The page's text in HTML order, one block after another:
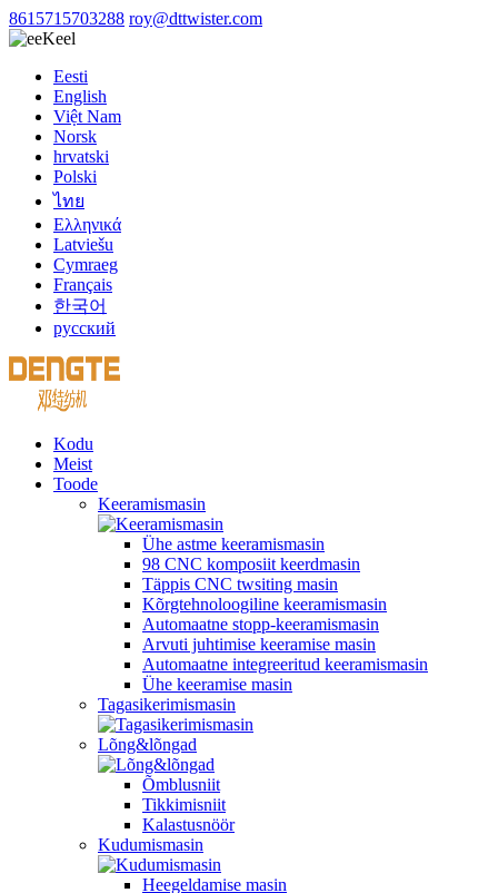
8615715703288 roy@dttwister.com
Keel
Eesti
English
Việt Nam
Norsk
hrvatski
Polski
ไทย
Ελληνικά
Latviešu
Cymraeg
Français
한국어
русский
Kodu
Meist
Toode
Keeramismasin
Ühe astme keeramismasin
98 CNC komposiit keerdmasin
Täppis CNC twsiting masin
Kõrgtehnoloogiline keeramismasin
Automaatne stopp-keeramismasin
Arvuti juhtimise keeramise masin
Automaatne integreeritud keeramismasin
Ühe keeramise masin
Tagasikerimismasin
Lõng&lõngad
Õmblusniit
Tikkimisniit
Kalastusnöör
Kudumismasin
Heegeldamise masin